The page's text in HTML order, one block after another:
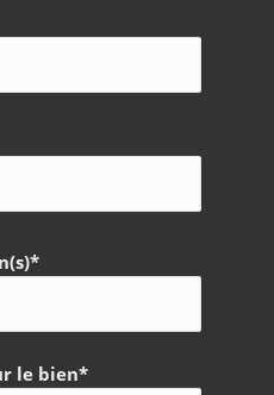
le bien*